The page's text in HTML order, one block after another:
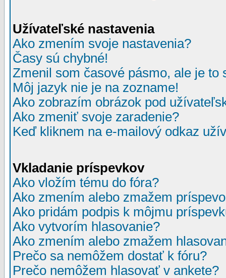
Užívateľské nastavenia
Ako zmením svoje nastavenia?
Časy sú chybné!
Zmenil som časové pásmo, ale je to
Môj jazyk nie je na zozname!
Ako zobrazím obrázok pod
Ako zmeniť svoje zaradenie?
Keď kliknem na e-mailový odkaz
Vkladanie príspevkov
Ako vložím tému do fóra?
Ako zmením alebo zmažem
Ako pridám podpis k môjmu
Ako vytvorím hlasovanie?
Ako zmením alebo zmažem
Prečo sa nemôžem dostať k fóru?
Prečo nemôžem hlasovať v ankete?